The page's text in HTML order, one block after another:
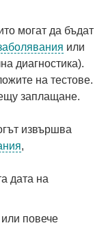
могат да бъдат
или
диагностика).
на тестове.
заплащане.
извършва
,
дата на
повече